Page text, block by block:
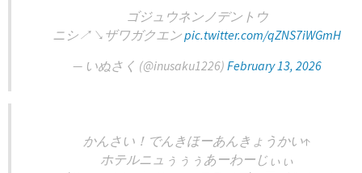
ゴジュウネンノデントウ
ニシ↗️↘️ザワガクエンpic.twitter.com/qZNS7iWGmH
— いぬさく (@inusaku1226) February 13, 2026
かんさい！でんきほーあんきょうかい↑
ホテルニュぅぅぅあーわーじぃぃ